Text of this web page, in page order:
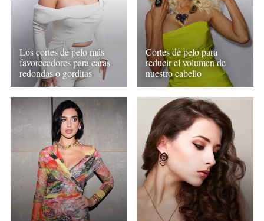
Los cortes de pelo más
favorecedores para caras
redondas o gorditas
Cortes de pelo para
reducir el volumen de
nuestro cabello